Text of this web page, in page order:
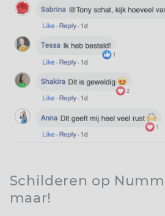
Schilderen op
maar!